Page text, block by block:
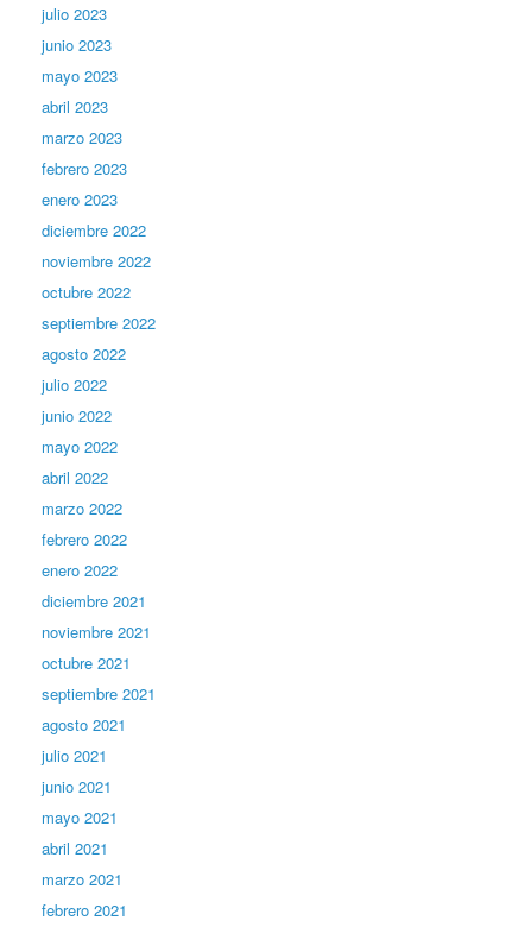
julio 2023
junio 2023
mayo 2023
abril 2023
marzo 2023
febrero 2023
enero 2023
diciembre 2022
noviembre 2022
octubre 2022
septiembre 2022
agosto 2022
julio 2022
junio 2022
mayo 2022
abril 2022
marzo 2022
febrero 2022
enero 2022
diciembre 2021
noviembre 2021
octubre 2021
septiembre 2021
agosto 2021
julio 2021
junio 2021
mayo 2021
abril 2021
marzo 2021
febrero 2021